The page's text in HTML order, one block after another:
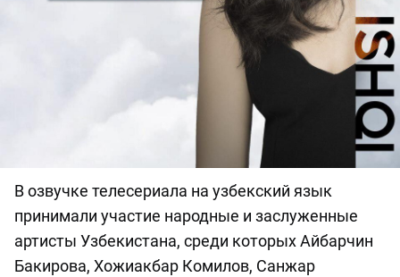
В озвучке телесериала на узбекский язык
принимали участие народные и заслуженные
артисты Узбекистана, среди которых Айбарчин
Бакирова, Хожиакбар Комилов, Санжар